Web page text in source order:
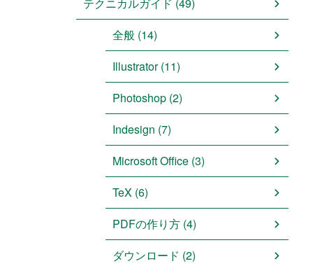
全般 (14)
Illustrator (11)
Photoshop (2)
Indesign (7)
Microsoft Office (3)
TeX (6)
PDFの作り方 (4)
ダウンロード (2)